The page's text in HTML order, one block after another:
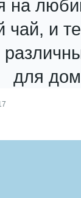
на
чай, и
для